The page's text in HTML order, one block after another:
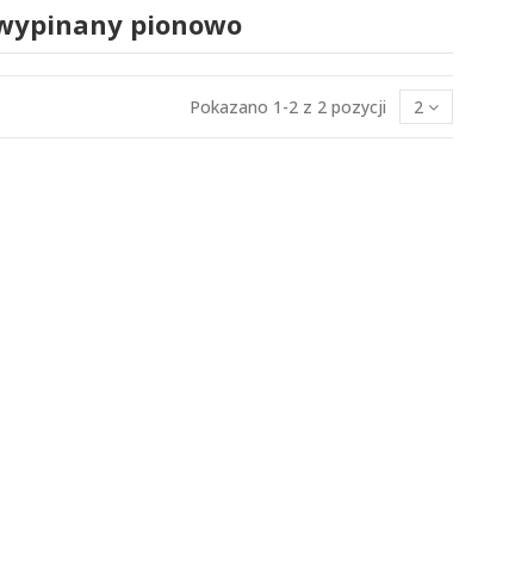
pionowo
Pokazano 1-2 z 2 pozycji 2